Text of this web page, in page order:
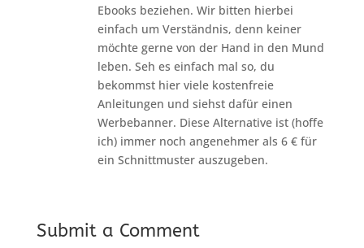
Ebooks beziehen. Wir bitten hierbei
einfach um Verständnis, denn keiner
möchte gerne von der Hand in den Mund
leben. Seh es einfach mal so, du
bekommst hier viele kostenfreie
Anleitungen und siehst dafür einen
Werbebanner. Diese Alternative ist (hoffe
ich) immer noch angenehmer als 6 € für
ein Schnittmuster auszugeben.
Submit a Comment